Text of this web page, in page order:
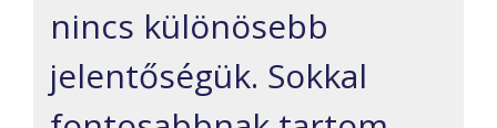
nincs különösebb
jelentőségük. Sokkal